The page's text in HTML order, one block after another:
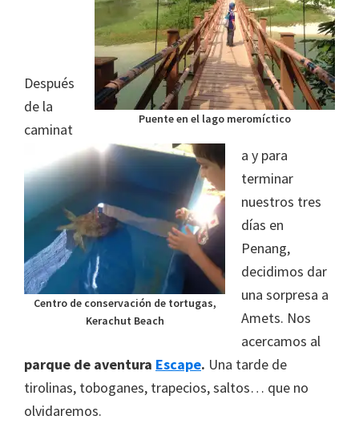
Puente en el lago meromíctico
Centro de conservación de tortugas,
Kerachut Beach
Después
de la
caminat
a y para
terminar
nuestros tres
días en
Penang,
decidimos dar
una sorpresa a
Amets. Nos
acercamos al
parque de aventura Escape. Una tarde de
tirolinas, toboganes, trapecios, saltos… que no
olvidaremos.